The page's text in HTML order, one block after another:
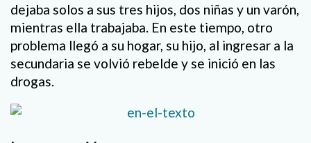
dejaba solos a sus tres hijos, dos niñas y un varón,
mientras ella trabajaba. En este tiempo, otro
problema llegó a su hogar, su hijo, al ingresar a la
secundaria se volvió rebelde y se inició en las
drogas.